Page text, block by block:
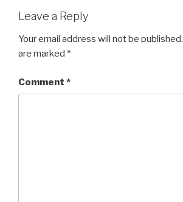
Leave a Reply
Your email address will not be published.
are marked *
Comment *